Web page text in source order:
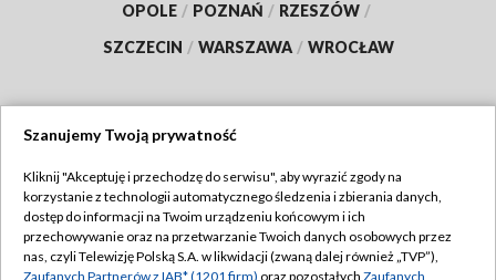
OPOLE / POZNAŃ / RZESZÓW /
SZCZECIN / WARSZAWA / WROCŁAW
TVP
Abonament TVP
Emisja w TVP
Regulamin TVP
Szanujemy Twoją prywatność
Kliknij "Akceptuję i przechodzę do serwisu", aby wyrazić zgody na
korzystanie z technologii automatycznego śledzenia i zbierania danych,
dostęp do informacji na Twoim urządzeniu końcowym i ich
przechowywanie oraz na przetwarzanie Twoich danych osobowych przez
nas, czyli Telewizję Polską S.A. w likwidacji (zwaną dalej również „TVP”),
Zaufanych Partnerów z IAB* (1201 firm) oraz pozostałych Zaufanych